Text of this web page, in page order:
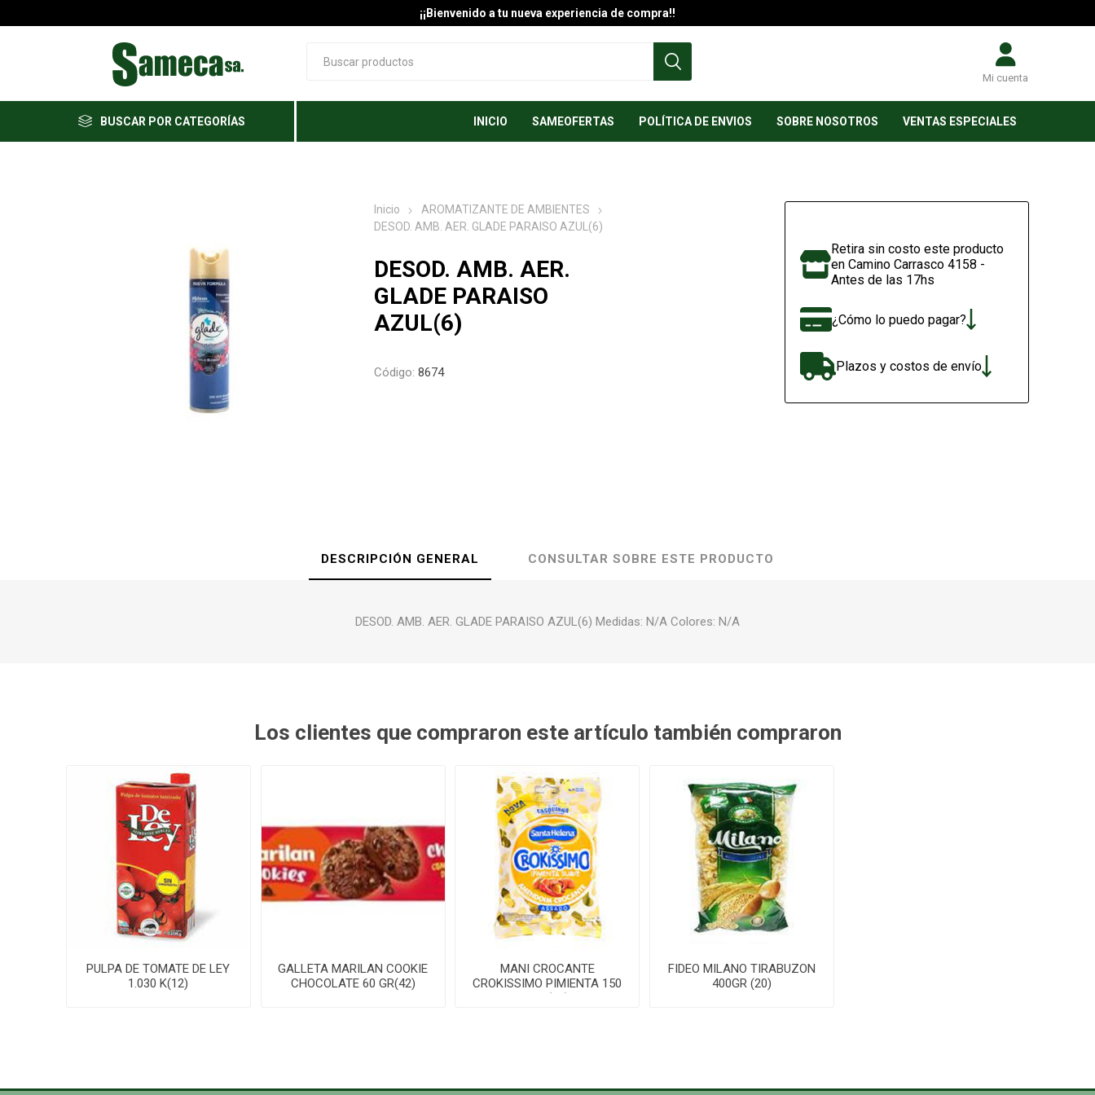
¡¡Bienvenido a tu nueva experiencia de compra!!
Mi cuenta
BUSCAR POR CATEGORÍAS INICIO SAMEOFERTAS POLÍTICA DE ENVIOS SOBRE NOSOTROS VENTAS ESPECIALES
Inicio
AROMATIZANTE DE AMBIENTES
DESOD. AMB. AER. GLADE PARAISO AZUL(6)
DESOD. AMB. AER.
GLADE PARAISO
AZUL(6)
Código: 8674
Retira sin costo este producto
en Camino Carrasco 4158 -
Antes de las 17hs
¿Cómo lo puedo pagar?
Plazos y costos de envío
DESCRIPCIÓN GENERAL CONSULTAR SOBRE ESTE PRODUCTO
DESOD. AMB. AER. GLADE PARAISO AZUL(6) Medidas: N/A Colores: N/A
Los clientes que compraron este artículo también compraron
PULPA DE TOMATE DE LEY
1.030 K(12)
GALLETA MARILAN COOKIE
CHOCOLATE 60 GR(42)
MANI CROCANTE
CROKISSIMO PIMIENTA 150
GR. (24)
FIDEO MILANO TIRABUZON
400GR (20)